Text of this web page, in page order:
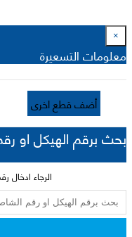
×
معلومات التسعيرة
أضف قطع اخرى
بحث برقم الهيكل او
الرجاء ادخال